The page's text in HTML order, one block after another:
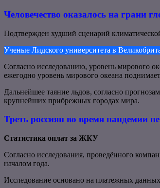
Человечество оказалось на грани
Подтвержден худший сценарий
Ученые Лидского университета в
Согласно исследованию, уровень мирового
ежегодно уровень мирового океана
Дальнейшее таяние льдов, согласно
крупнейших прибрежных городах мира.
Треть россиян во время пандемии
Статистика оплат за ЖКУ
Согласно исследования, проведённого
началом года.
Исследование основано на платежных